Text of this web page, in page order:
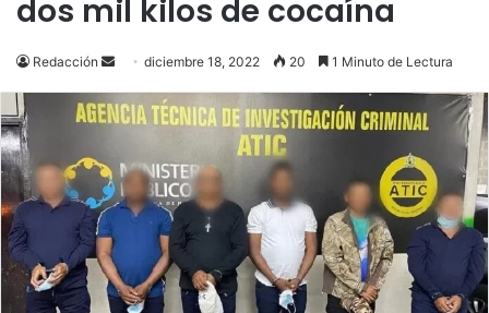
dos mil kilos de cocaína
Redacción
Send
email
diciembre 18, 2022 20 1 Minuto de Lectura